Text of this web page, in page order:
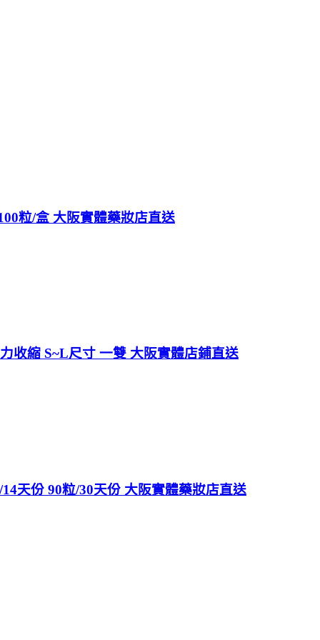
粒/盒 大阪實體藥妝店直送
收縮 S~L尺寸 一雙 大阪實體店鋪直送
天份 90粒/30天份 大阪實體藥妝店直送